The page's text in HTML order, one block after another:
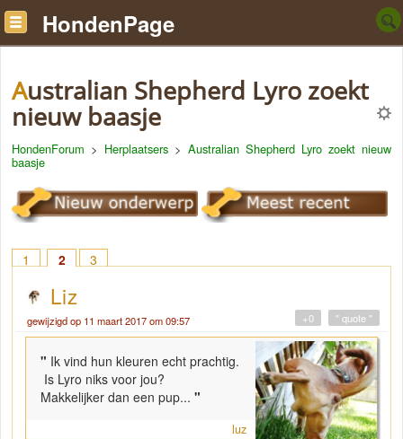
HondenPage
Australian Shepherd Lyro zoekt
nieuw baasje
HondenForum > Herplaatsers > Australian Shepherd Lyro zoekt nieuw
baasje
1 2 3
Liz
gewijzigd op 11 maart 2017 om 09:57 " quote "
+0
" Ik vind hun kleuren echt prachtig.
Is Lyro niks voor jou?
Makkelijker dan een pup... "
luz